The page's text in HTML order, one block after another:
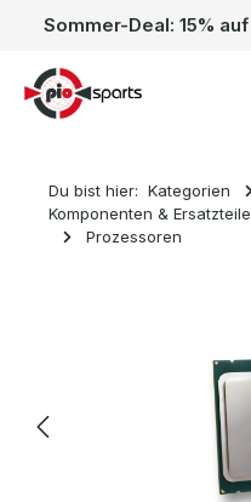
Zum Hauptinhalt springen
Du bist hier: Kategorien
Komponenten & Ersatzteile
Prozessoren